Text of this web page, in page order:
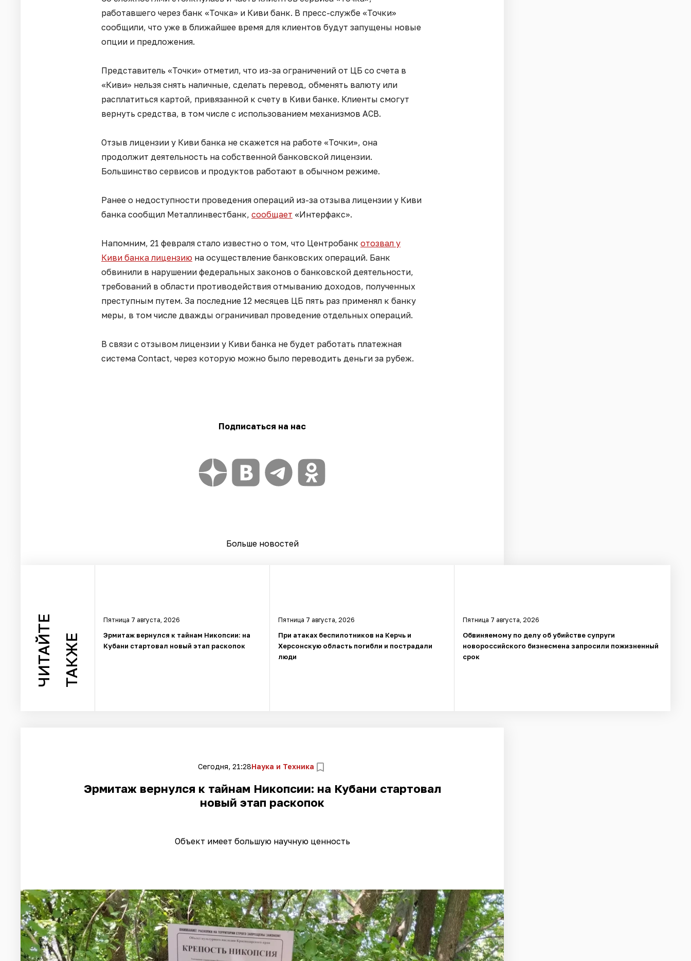
работавшего через банк «Точка» и Киви банк. В пресс-службе «Точки»
сообщили, что уже в ближайшее время для клиентов будут запущены новые
опции и предложения.
Представитель «Точки» отметил, что из-за ограничений от ЦБ со счета в
«Киви» нельзя снять наличные, сделать перевод, обменять валюту или
расплатиться картой, привязанной к счету в Киви банке. Клиенты смогут
вернуть средства, в том числе с использованием механизмов АСВ.
Отзыв лицензии у Киви банка не скажется на работе «Точки», она
продолжит деятельность на собственной банковской лицензии.
Большинство сервисов и продуктов работают в обычном режиме.
Ранее о недоступности проведения операций из-за отзыва лицензии у Киви
банка сообщил Металлинвестбанк, сообщает «Интерфакс».
Напомним, 21 февраля стало известно о том, что Центробанк отозвал у
Киви банка лицензию на осуществление банковских операций. Банк
обвинили в нарушении федеральных законов о банковской деятельности,
требований в области противодействия отмыванию доходов, полученных
преступным путем. За последние 12 месяцев ЦБ пять раз применял к банку
меры, в том числе дважды ограничивал проведение отдельных операций.
В связи с отзывом лицензии у Киви банка не будет работать платежная
система Contact, через которую можно было переводить деньги за рубеж.
Подписаться на нас
Больше новостей
ЧИТАЙТЕ ТАКЖЕ
Пятница 7 августа, 2026
Эрмитаж вернулся к тайнам Никопсии: на
Кубани стартовал новый этап раскопок
Пятница 7 августа, 2026
При атаках беспилотников на Керчь и
Херсонскую область погибли и пострадали
люди
Пятница 7 августа, 2026
Обвиняемому по делу об убийстве супруги
новороссийского бизнесмена запросили пожизненный
срок
Сегодня, 21:28Наука и Техника
Эрмитаж вернулся к тайнам Никопсии: на Кубани стартовал
новый этап раскопок
Объект имеет большую научную ценность